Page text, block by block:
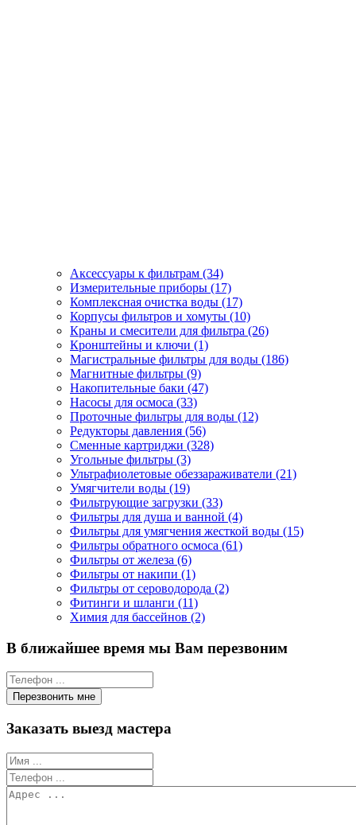
Аксессуары к фильтрам (34)
Измерительные приборы (17)
Комплексная очистка воды (17)
Корпусы фильтров и хомуты (10)
Краны и смесители для фильтра (26)
Кронштейны и ключи (1)
Магистральные фильтры для воды (186)
Магнитные фильтры (9)
Накопительные баки (47)
Насосы для осмоса (33)
Проточные фильтры для воды (12)
Редукторы давления (56)
Сменные картриджи (328)
Угольные фильтры (3)
Ультрафиолетовые обеззараживатели (21)
Умягчители воды (19)
Фильтрующие загрузки (33)
Фильтры для душа и ванной (4)
Фильтры для умягчения жесткой воды (15)
Фильтры обратного осмоса (61)
Фильтры от железа (6)
Фильтры от накипи (1)
Фильтры от сероводорода (2)
Фитинги и шланги (11)
Химия для бассейнов (2)
В ближайшее время мы Вам перезвоним
Заказать выезд мастера